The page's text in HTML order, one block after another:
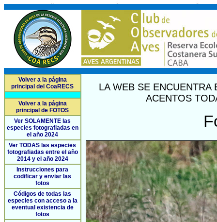
Volver a la página
principal del CoaRECS
Volver a la página
principal de FOTOS
Ver SOLAMENTE las
especies fotografiadas en
el año 2024
Ver TODAS las especies
fotografiadas entre el año
2014 y el año 2024
Instrucciones para
codificar y enviar las
fotos
Códigos de todas las
especies con acceso a la
eventual existencia de
fotos
LA WEB SE
ACENTOS